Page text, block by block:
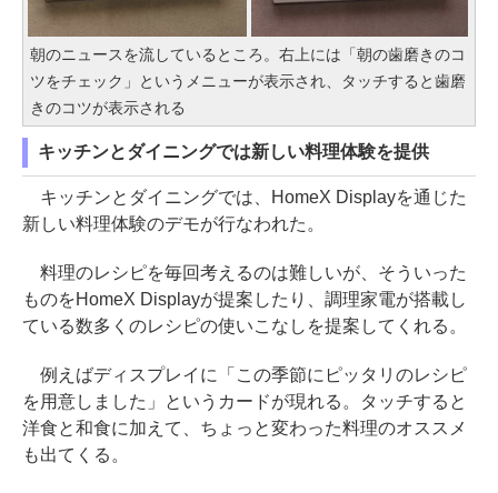
朝のニュースを流しているところ。右上には「朝の歯磨きのコ
ツをチェック」というメニューが表示され、タッチすると歯磨
きのコツが表示される
キッチンとダイニングでは新しい料理体験を提供
キッチンとダイニングでは、HomeX Displayを通じた
新しい料理体験のデモが行なわれた。
料理のレシピを毎回考えるのは難しいが、そういった
ものをHomeX Displayが提案したり、調理家電が搭載し
ている数多くのレシピの使いこなしを提案してくれる。
例えばディスプレイに「この季節にピッタリのレシピ
を用意しました」というカードが現れる。タッチすると
洋食と和食に加えて、ちょっと変わった料理のオススメ
も出てくる。